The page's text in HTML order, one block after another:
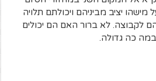
יציב מביניהם ויכולתם תלויה
לקבוצה. לא ברור האם הם יכולים
כה גדולה.